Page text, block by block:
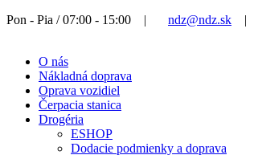
Pon - Pia / 07:00 - 15:00
| ndz@ndz.sk |
O nás
Nákladná doprava
Oprava vozidiel
Čerpacia stanica
Drogéria
ESHOP
Dodacie podmienky a doprava